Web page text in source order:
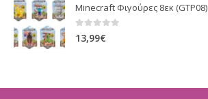
Minecraft Φιγούρες 8εκ (GTP08)
0 out of 5
13,99€